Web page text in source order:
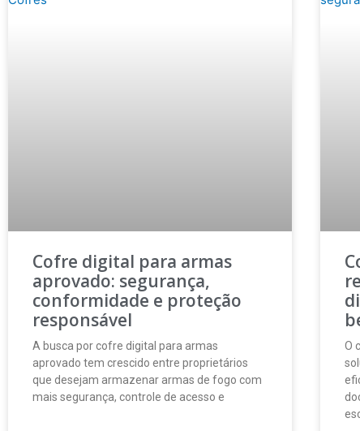
Cofre digital para armas
aprovado: segurança,
conformidade e proteção
responsável
A busca por cofre digital para armas
aprovado tem crescido entre proprietários
que desejam armazenar armas de fogo com
mais segurança, controle de acesso e
O